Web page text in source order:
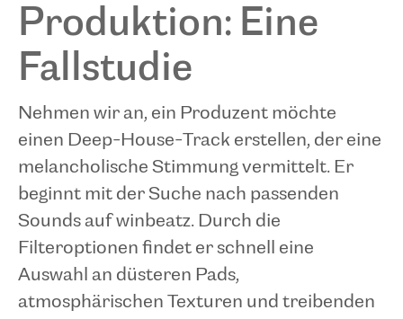
Produktion: Eine
Fallstudie
Nehmen wir an, ein Produzent möchte
einen Deep-House-Track erstellen, der eine
melancholische Stimmung vermittelt. Er
beginnt mit der Suche nach passenden
Sounds auf winbeatz. Durch die
Filteroptionen findet er schnell eine
Auswahl an düsteren Pads,
atmosphärischen Texturen und treibenden